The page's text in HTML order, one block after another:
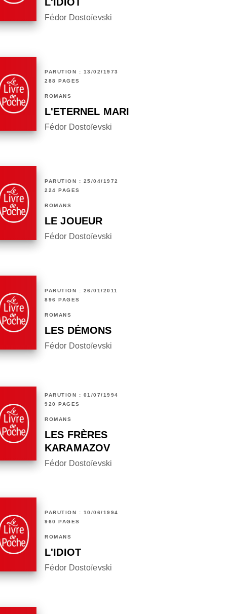
Fédor Dostoïevski
PARUTION : 13/02/1973
288 PAGES
ROMANS
L'ETERNEL MARI
Fédor Dostoïevski
PARUTION : 25/04/1972
224 PAGES
ROMANS
LE JOUEUR
Fédor Dostoïevski
PARUTION : 26/01/2011
896 PAGES
ROMANS
LES DÉMONS
Fédor Dostoïevski
PARUTION : 01/07/1994
920 PAGES
ROMANS
LES FRÈRES
KARAMAZOV
Fédor Dostoïevski
PARUTION : 10/06/1994
960 PAGES
ROMANS
L'IDIOT
Fédor Dostoïevski